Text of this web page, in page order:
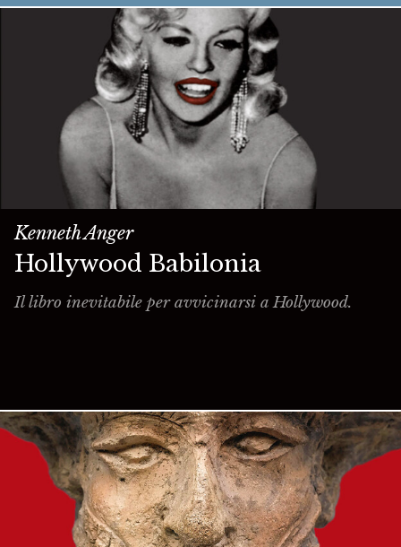
Kenneth Anger
Hollywood Babilonia
Il libro inevitabile per avvicinarsi a Hollywood.